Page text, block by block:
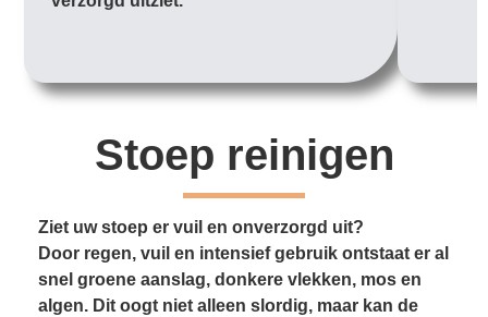
Stoep reinigen
Ziet uw stoep er vuil en onverzorgd uit?
Door regen, vuil en intensief gebruik ontstaat er al
snel groene aanslag, donkere vlekken, mos en
algen. Dit oogt niet alleen slordig, maar kan de